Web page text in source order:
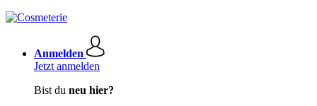
Anmelden
Jetzt anmelden
Bist du neu hier?